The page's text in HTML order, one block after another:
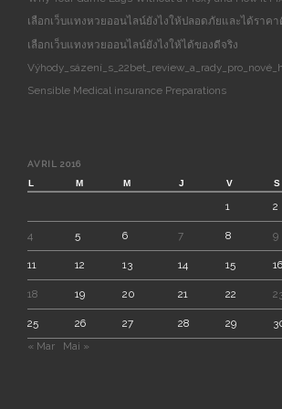
เลือกเว็บแทงหวยออนไลน์ยังไงให้ปลอดภัยและได้ราคา
เลือกเว็บแทงหวยออนไลน์ยังไงให้ได้ของดีจริง
Sensible Medical insurance Preparations
AVRIL 2016
L
M M J V S
1 2
4 5 6 7 8 9
11 12 13 14 15 16
18 19 20 21 22
25 26 27 28 29
« Mar
Mai »